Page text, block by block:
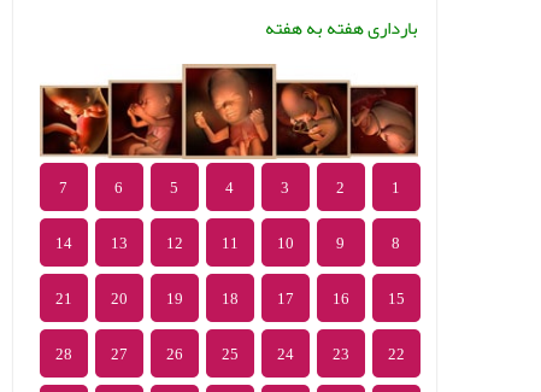
بارداری هفته به هفته
1
2
3
4
5
6
7
8
9
10
11
12
13
14
15
16
17
18
19
20
21
22
23
24
25
26
27
28